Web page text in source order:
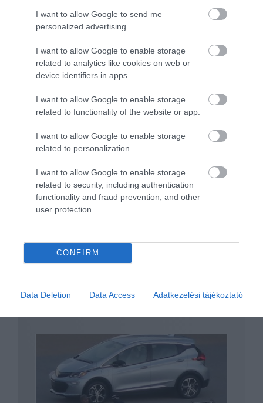
I want to allow Google to send me
personalized advertising.
I want to allow Google to enable storage
related to analytics like cookies on web or
device identifiers in apps.
I want to allow Google to enable storage
related to functionality of the website or app.
I want to allow Google to enable storage
related to personalization.
I want to allow Google to enable storage
related to security, including authentication
functionality and fraud prevention, and other
user protection.
CONFIRM
Data Deletion Data Access Adatkezelési tájékoztató
A Land Rover Defender lett az év legjobb
autója a…
Pert nyert a Range Rover a másoló kínai
márkával szemben